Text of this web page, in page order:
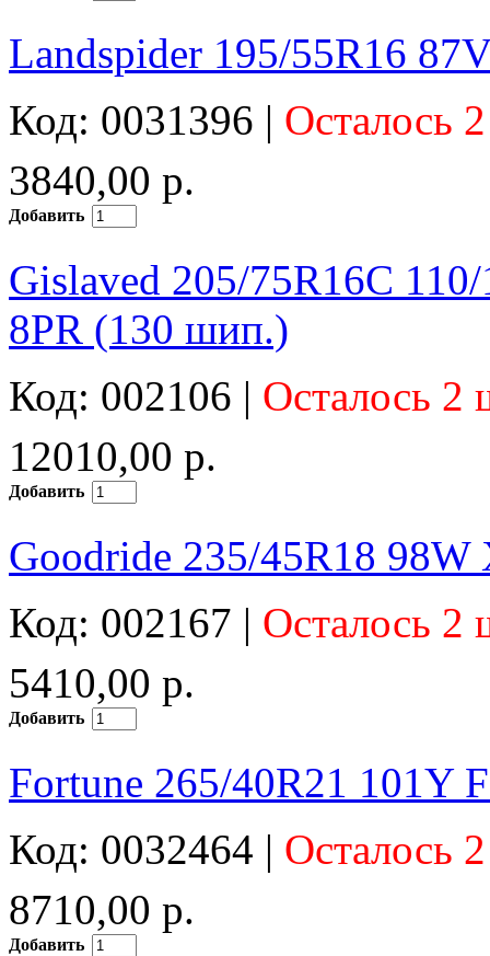
Landspider 195/55R16
Код: 0031396 | Осталось
3840,00 р.
Добавить
Gislaved 205/75R16C
8PR (130 шип.)
Код: 002106 | Осталось 2
12010,00 р.
Добавить
Goodride 235/45R18
Код: 002167 | Осталось 2
5410,00 р.
Добавить
Fortune 265/40R21 101Y
Код: 0032464 | Осталось
8710,00 р.
Добавить